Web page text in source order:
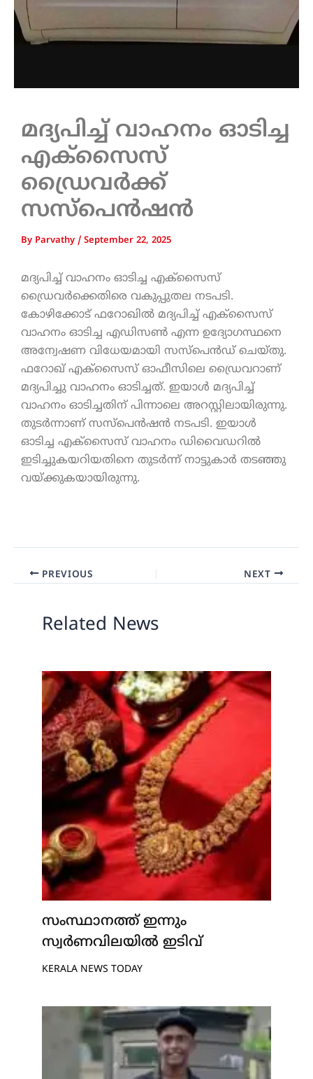
മദ്യപിച്ച് വാഹനം ഓടിച്ച
എക്സൈസ്
ഡ്രൈവര്‍ക്ക്
സസ്പെന്‍ഷൻ
By Parvathy / September 22, 2025
മദ്യപിച്ച് വാഹനം ഓടിച്ച എക്സൈസ്
ഡ്രൈവര്‍ക്കെതിരെ വകുപ്പുതല നടപടി.
കോഴിക്കോട് ഫറോഖില്‍ മദ്യപിച്ച് എക്സൈസ്
വാഹനം ഓടിച്ച എഡിസൺ എന്ന ഉദ്യോഗസ്ഥനെ
അന്വേഷണ വിധേയമായി സസ്പെൻഡ് ചെയ്തു.
ഫറോഖ് എക്സൈസ് ഓഫീസിലെ ഡ്രൈവറാണ്
മദ്യപിച്ചു വാഹനം ഓടിച്ചത്. ഇയാൾ മദ്യപിച്ച്
വാഹനം ഓടിച്ചതിന് പിന്നാലെ അറസ്റ്റിലായിരുന്നു.
തുടര്‍ന്നാണ് സസ്പെന്‍ഷന്‍ നടപടി. ഇയാൾ
ഓടിച്ച എക്സൈസ് വാഹനം ഡിവൈഡറിൽ
ഇടിച്ചുകയറിയതിനെ തുടർന്ന് നാട്ടുകാർ തടഞ്ഞു
വയ്ക്കുകയായിരുന്നു.
PREVIOUS NEXT
Related News
സംസ്ഥാനത്ത് ഇന്നും
സ്വർണവിലയിൽ ഇടിവ്
KERALA NEWS TODAY